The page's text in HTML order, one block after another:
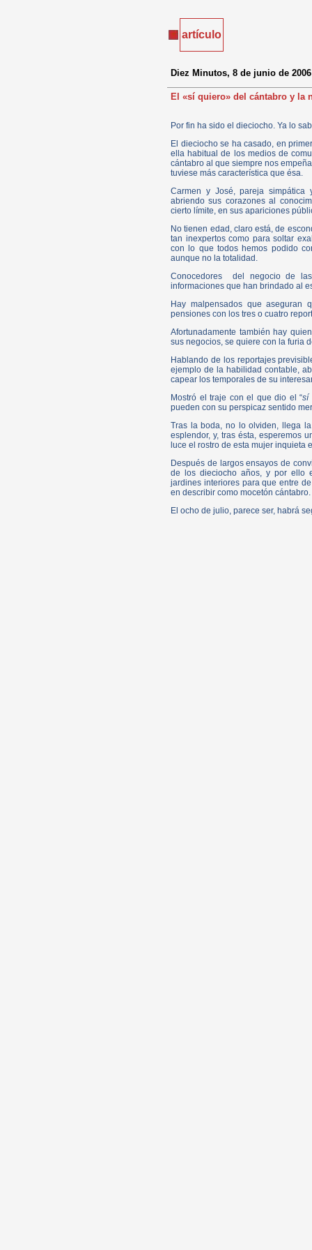
artículo
Diez Minutos, 8 de junio de 2006
El «sí quiero» del cántabro y la
Por fin ha sido el dieciocho. Ya lo
El dieciocho se ha casado, en
ella habitual de los medios de
cántabro al que siempre nos
tuviese más característica que ésa.
Carmen y José, pareja simpática
abriendo sus corazones al
cierto límite, en sus apariciones
No tienen edad, claro está, de
tan inexpertos como para soltar
con lo que todos hemos podido
aunque no la totalidad.
Conocedores del negocio de
informaciones que han brindado al
Hay malpensados que
pensiones con los tres o cuatro
Afortunadamente también hay
sus negocios, se quiere con la furia
Hablando de los reportajes
ejemplo de la habilidad contable,
capear los temporales de su
Mostró el traje con el que dio el “sí
pueden con su perspicaz sentido
Tras la boda, no lo olviden, llega
esplendor, y, tras ésta, esperemos
luce el rostro de esta mujer inquieta
Después de largos ensayos de
de los dieciocho años, y por ello
jardines interiores para que entre
en describir como mocetón
El ocho de julio, parece ser, habrá